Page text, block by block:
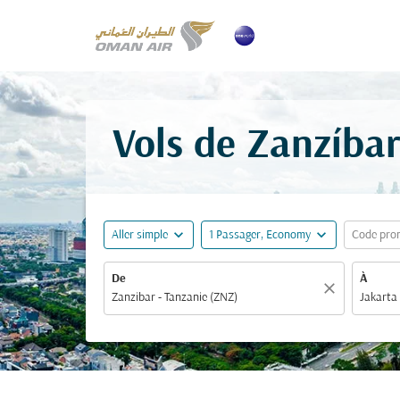
Vols de
Aller simple expand_more 1 Passager, Economy expand_more Code
De
close
À